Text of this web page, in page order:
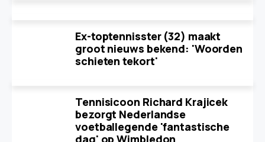
Ex-toptennisster (32) maakt
groot nieuws bekend: 'Woorden
schieten tekort'
Tennisicoon Richard Krajicek
bezorgt Nederlandse
voetballegende 'fantastische